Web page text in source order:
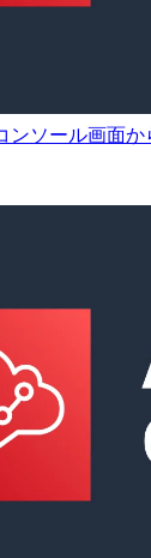
ンソール画面